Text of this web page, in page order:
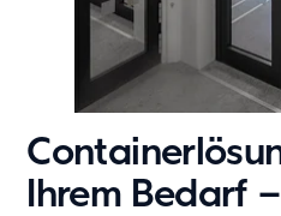
Ihrem Bedarf